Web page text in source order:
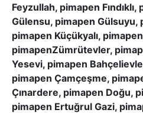
Feyzullah, pimapen
Gülensu, pimapen Gülsuyu,
pimapen Küçükyalı, pimapen
pimapenZümrütevler,
Yesevi, pimapen
pimapen Çamçeşme,
Çınardere, pimapen Doğu,
pimapen Ertuğrul Gazi,